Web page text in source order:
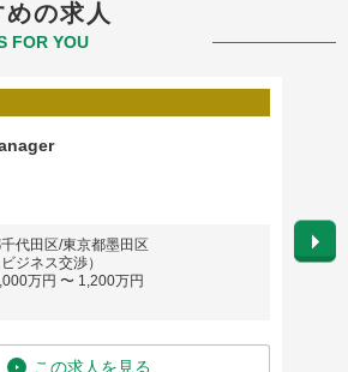
の求人
FOR YOU
代田区/東京都墨田区
ジネス交渉）
万円 〜 1,200万円
この求人を見る
勤務
英語